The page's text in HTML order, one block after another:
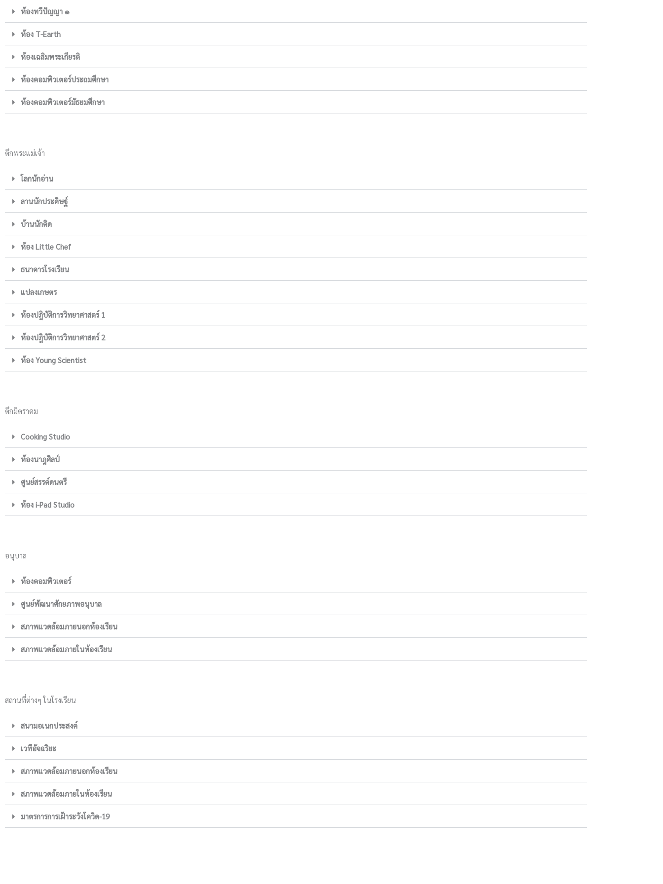
ห้องทวีปัญญา ๑
ห้อง T-Earth
ห้องเฉลิมพระเกียรติ
ห้องคอมพิวเตอร์ประถมศึกษา
ห้องคอมพิวเตอร์มัธยมศึกษา
ตึกพระแม่เจ้า
โลกนักอ่าน
ลานนักประดิษฐ์
บ้านนักคิด
ห้อง Little Chef
ธนาคารโรงเรียน
แปลงเกษตร
ห้องปฎิบัติการวิทยาศาสตร์ 1
ห้องปฎิบัติการวิทยาศาสตร์ 2
ห้อง Young Scientist
ตึกมิตราคม
Cooking Studio
ห้องนาฎศิลป์
ศูนย์สรรค์ดนตรี
ห้อง i-Pad Studio
อนุบาล
ห้องคอมพิวเตอร์
ศูนย์พัฒนาศักยภาพอนุบาล
สภาพแวดล้อมภายนอกห้องเรียน
สภาพแวดล้อมภายในห้องเรียน
สถานที่ต่างๆ ในโรงเรียน
สนามอเนกประสงค์
เวทีอัจฉริยะ
สภาพแวดล้อมภายนอกห้องเรียน
สภาพแวดล้อมภายในห้องเรียน
มาตรการการเฝ้าระวังโควิด-19